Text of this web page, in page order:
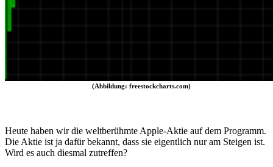
(Abbildung: freestockcharts.com)
Heute haben wir die weltberühmte Apple-Aktie auf dem Programm.
Die Aktie ist ja dafür bekannt, dass sie eigentlich nur am Steigen ist.
Wird es auch diesmal zutreffen?